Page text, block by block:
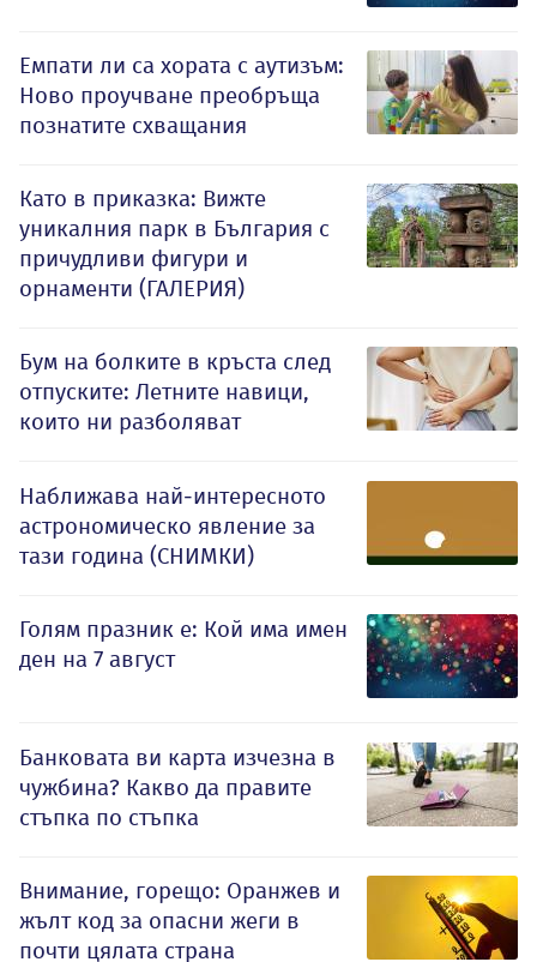
Емпати ли са хората с аутизъм:
Ново проучване преобръща
познатите схващания
Като в приказка: Вижте
уникалния парк в България с
причудливи фигури и
орнаменти (ГАЛЕРИЯ)
Бум на болките в кръста след
отпуските: Летните навици,
които ни разболяват
Наближава най-интересното
астрономическо явление за
тази година (СНИМКИ)
Голям празник е: Кой има имен
ден на 7 август
Банковата ви карта изчезна в
чужбина? Какво да правите
стъпка по стъпка
Внимание, горещо: Оранжев и
жълт код за опасни жеги в
почти цялата страна